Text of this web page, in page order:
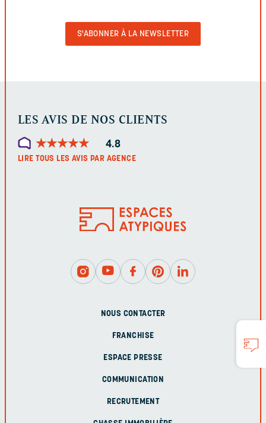
LES AVIS DE NOS CLIENTS
★★★★★
★★★★★ 4.8
LIRE TOUS LES AVIS PAR AGENCE
NOUS CONTACTER
FRANCHISE
ESPACE PRESSE
COMMUNICATION
RECRUTEMENT